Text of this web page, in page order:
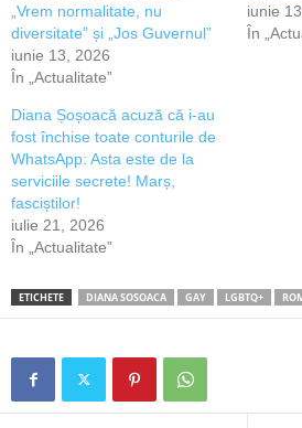
„Vrem normalitate, nu
diversitate” și „Jos Guvernul”
iunie 13, 2026
În „Actualitate”
iunie
În
Diana Șoșoacă acuză că i-au
fost închise toate conturile de
WhatsApp: Asta este de la
serviciile secrete! Marș,
fasciștilor!
iulie 21, 2026
În „Actualitate”
ETICHETE DIANA SOSOACA GAY LGBTQ+